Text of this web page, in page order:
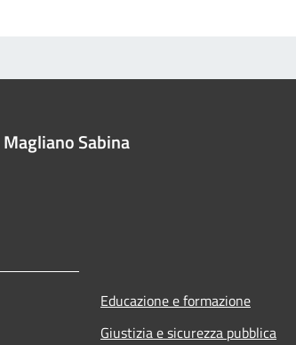
Sabina
Educazione e formazione
Giustizia e sicurezza pubblica